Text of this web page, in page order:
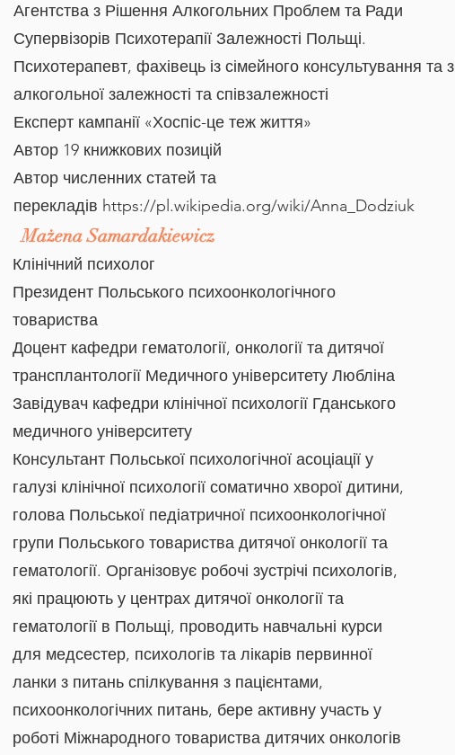
Агентства з Рішення Алкогольних Проблем та Ради
Супервізорів Психотерапії Залежності Польщі.
Психотерапевт, фахівець із сімейного консультування та з
алкогольної залежності та співзалежності
Експерт кампанії «Хоспіс-це теж життя»
Автор 19 книжкових позицій
Автор численних статей та
перекладів https://pl.wikipedia.org/wiki/Anna_Dodziuk
Mażena Samardakiewicz
Клінічний психолог
Президент Польського психоонкологічного
товариства
Доцент кафедри гематології, онкології та дитячої
трансплантології Медичного університету Любліна
Завідувач кафедри клінічної психології Гданського
медичного університету
Консультант Польської психологічної асоціації у
галузі клінічної психології соматично хворої дитини,
голова Польської педіатричної психоонкологічної
групи Польського товариства дитячої онкології та
гематології. Організовує робочі зустрічі психологів,
які працюють у центрах дитячої онкології та
гематології в Польщі, проводить навчальні курси
для медсестер, психологів та лікарів первинної
ланки з питань спілкування з пацієнтами,
психоонкологічних питань, бере активну участь у
роботі Міжнародного товариства дитячих онкологів